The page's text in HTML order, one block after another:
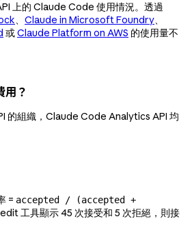
上的 Claude Code 使用情況。透過
、 Claude in Microsoft Foundry、
或Claude Platform on AWS 的使用量不
用？
的組織，Claude Code Analytics API 均
= accepted / (accepted +
工具顯示 45 次接受和 5 次拒絕，則接